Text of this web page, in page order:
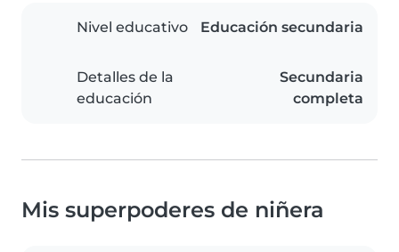
Nivel educativo Educación secundaria
Detalles de la
educación
Secundaria
completa
Mis superpoderes de niñera